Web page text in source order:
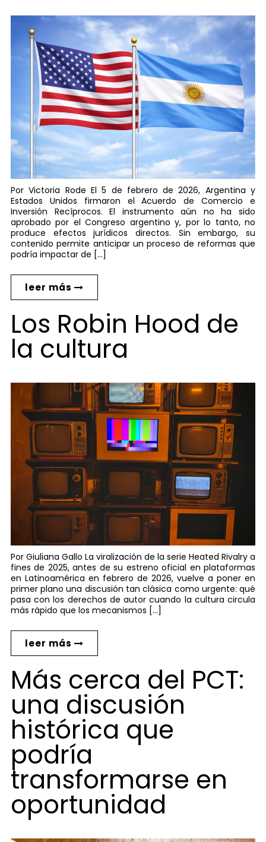
Por Victoria Rode El 5 de febrero de 2026, Argentina y
Estados Unidos firmaron el Acuerdo de Comercio e
Inversión Recíprocos. El instrumento aún no ha sido
aprobado por el Congreso argentino y, por lo tanto, no
produce efectos jurídicos directos. Sin embargo, su
contenido permite anticipar un proceso de reformas que
podría impactar de […]
leer más
Los Robin Hood de
la cultura
Por Giuliana Gallo La viralización de la serie Heated Rivalry a
fines de 2025, antes de su estreno oficial en plataformas
en Latinoamérica en febrero de 2026, vuelve a poner en
primer plano una discusión tan clásica como urgente: qué
pasa con los derechos de autor cuando la cultura circula
más rápido que los mecanismos […]
leer más
Más cerca del PCT:
una discusión
histórica que
podría
transformarse en
oportunidad